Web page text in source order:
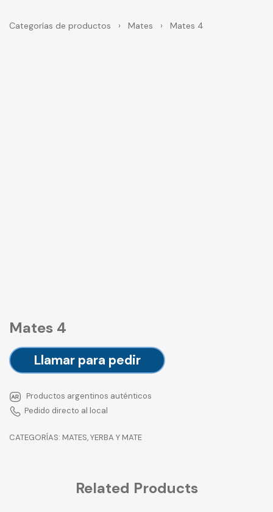
Categorías de productos › Mates › Mates 4
Mates 4
Llamar para pedir
Productos argentinos auténticos
Pedido directo al local
CATEGORÍAS: MATES,YERBA Y MATE
Related Products